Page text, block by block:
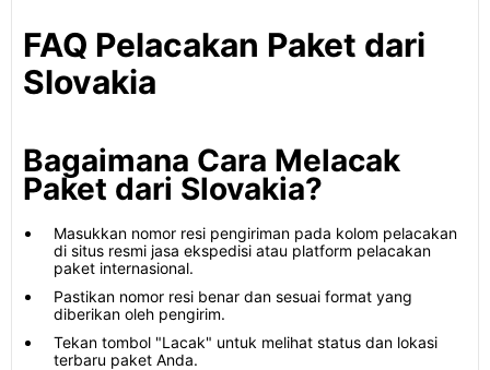
FAQ Pelacakan Paket dari
Slovakia
Bagaimana Cara Melacak
Paket dari Slovakia?
Masukkan nomor resi pengiriman pada kolom pelacakan
di situs resmi jasa ekspedisi atau platform pelacakan
paket internasional.
Pastikan nomor resi benar dan sesuai format yang
diberikan oleh pengirim.
Tekan tombol "Lacak" untuk melihat status dan lokasi
terbaru paket Anda.